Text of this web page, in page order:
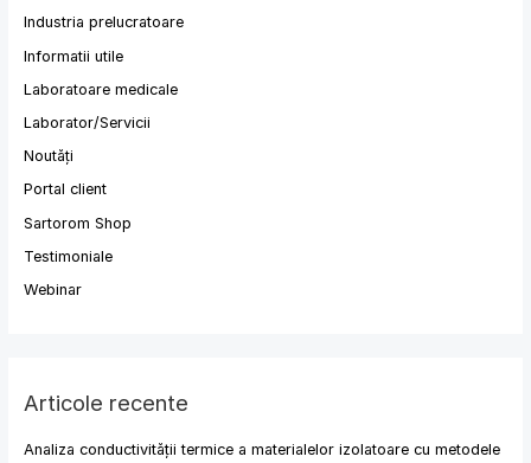
Industria prelucratoare
Informatii utile
Laboratoare medicale
Laborator/Servicii
Noutăți
Portal client
Sartorom Shop
Testimoniale
Webinar
Articole recente
Analiza conductivității termice a materialelor izolatoare cu metodele